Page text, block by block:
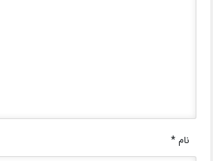
نام*